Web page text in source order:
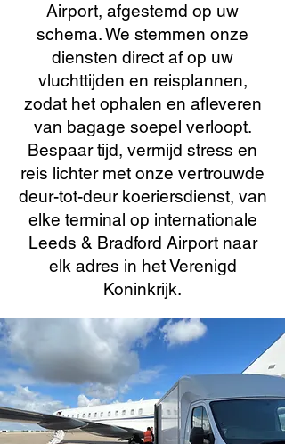
Airport, afgestemd op uw
schema. We stemmen onze
diensten direct af op uw
vluchttijden en reisplannen,
zodat het ophalen en afleveren
van bagage soepel verloopt.
Bespaar tijd, vermijd stress en
reis lichter met onze vertrouwde
deur-tot-deur koeriersdienst, van
elke terminal op internationale
Leeds & Bradford Airport naar
elk adres in het Verenigd
Koninkrijk.